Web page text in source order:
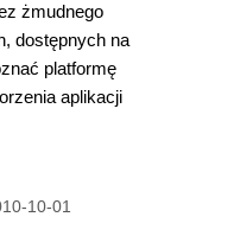
żmudnego
dostępnych na
platformę
aplikacji
10-01